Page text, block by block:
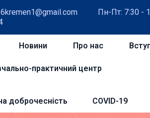
Пн-Пт: 7:30 -
Новини Про нас
практичний центр
доброчесність COVID-19